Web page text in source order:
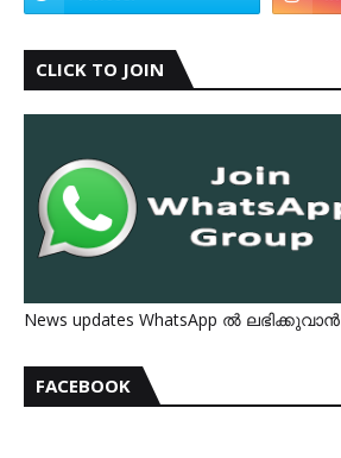
CLICK TO JOIN
News updates WhatsApp ൽ ലഭിക്കുവാൻ
FACEBOOK